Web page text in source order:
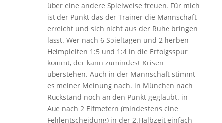
über eine andere Spielweise freuen. Für mich
ist der Punkt das der Trainer die Mannschaft
erreicht und sich nicht aus der Ruhe bringen
lässt. Wer nach 6 Spieltagen und 2 herben
Heimpleiten 1:5 und 1:4 in die Erfolgsspur
kommt, der kann zumindest Krisen
überstehen. Auch in der Mannschaft stimmt
es meiner Meinung nach. in München nach
Rückstand noch an den Punkt geglaubt. in
Aue nach 2 Elfmetern (mindestens eine
Fehlentscheidung) in der 2.Halbzeit einfach